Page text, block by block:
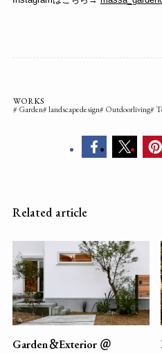
WORKS
Garden landscapedesign Outdoorliving
Related article
Garden＆Exterior ＠